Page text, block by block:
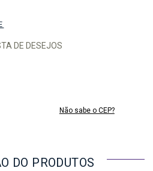
DE DESEJOS
Não sabe o CEP?
DO PRODUTOS